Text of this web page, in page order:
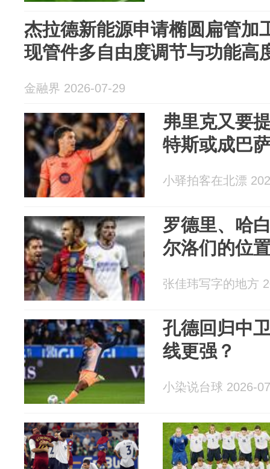
杰拉德新能源申请椭圆扁管加
现管件多自由度调节与功能高
金融界 2026-07-29
弗里克又要
特斯或成巴
小驿拍客在北漂
罗德里、哈
尔洛们的位
张佳玮写字的地方
孔德回归中
线更强？
小染说台球 2026-